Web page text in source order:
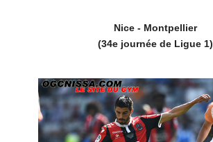
Nice - Montpellier
(34e journée de Ligue 1)